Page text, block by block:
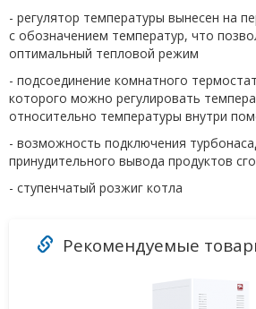
- регулятор температуры вынесен на
с обозначением температур, что
оптимальный тепловой режим
- подсоединение комнатного
которого можно регулировать
относительно температуры внутри
- возможность подключения
принудительного вывода продуктов
- ступенчатый розжиг котла
Рекомендуемые